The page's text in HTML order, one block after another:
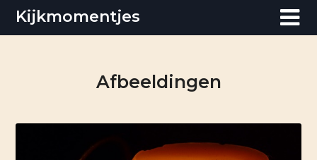
SkipKijkmomentjes
Afbeeldingen